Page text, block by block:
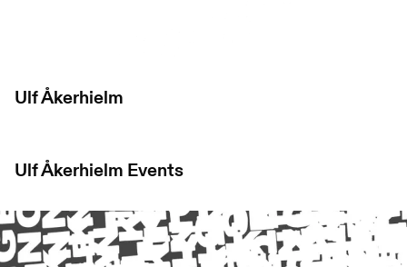
Ulf Åkerhielm
Ulf Åkerhielm Events